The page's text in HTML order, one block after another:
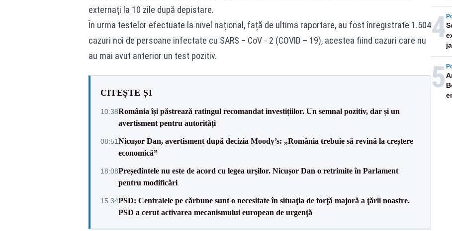
externați la 10 zile după depistare.
În urma testelor efectuate la nivel național, față de ultima raportare, au fost înregistrate 1.504
cazuri noi de persoane infectate cu SARS – CoV - 2 (COVID – 19), acestea fiind cazuri care nu
au mai avut anterior un test pozitiv.
CITEȘTE ȘI
10:38România își păstrează ratingul recomandat investițiilor. Un semnal pozitiv, dar și un
avertisment pentru autorități
08:51Nicușor Dan, avertisment după decizia Moody’s: „România trebuie să revină la creștere
economică”
18:08Președintele nu este de acord cu legea urșilor. Nicușor Dan o retrimite în Parlament
pentru modificări
15:34PSD: Centralele pe cărbune sunt o necesitate în situaţia de forţă majoră a ţării noastre.
PSD a cerut activarea mecanismului european de urgenţă
4
5